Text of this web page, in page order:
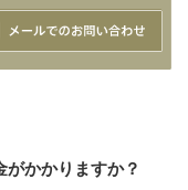
かかりますか？